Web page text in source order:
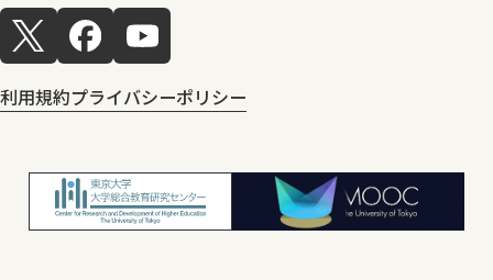
利用規約プライバシーポリシー